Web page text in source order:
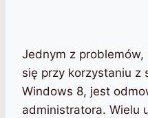
Jednym z
się przy korzystaniu z
Windows 8, jest
administratora. Wielu